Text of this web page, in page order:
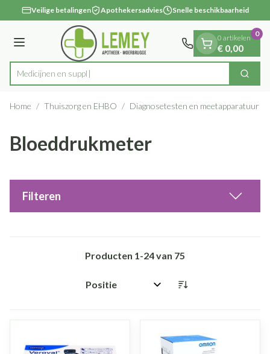
Ga naar de inhoud
1 van 1Veilige betalingen Apothekersadvies Snelle beschikbaarheid
Menu
Product, merk, categorie... Zoek
0 artikelen
€ 0,00
0
Home / Thuiszorg en EHBO / Diagnosetesten en meetapparatuur
Bloeddrukmeter
Filteren
Producten 1-24van 75
Sorteer op: